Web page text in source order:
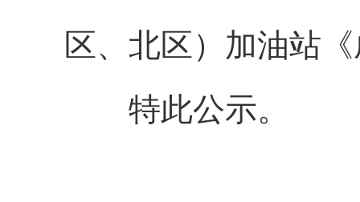
区、北区）加油站
特此公示。